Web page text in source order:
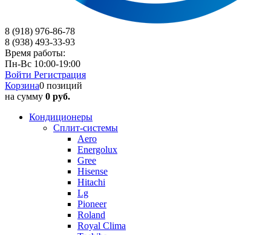
8 (918) 976-86-78
8 (938) 493-33-93
Время работы:
Пн-Вс 10:00-19:00
Войти Регистрация
Корзина0 позиций
на сумму 0 руб.
Кондиционеры
Сплит-системы
Aero
Energolux
Gree
Hisense
Hitachi
Lg
Pioneer
Roland
Royal Clima